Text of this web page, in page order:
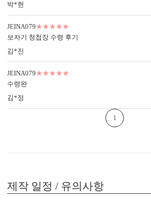
봉투 인쇄
실용성과 감성을 모두 담으세요.
박*현
JEINA079★★★★★
보자기 청첩장 수령 후기
김*진
JEINA079★★★★★
수령완
김*정
1
제작 일정 / 유의사항